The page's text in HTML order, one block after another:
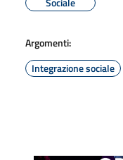
Argomenti:
Integrazione sociale